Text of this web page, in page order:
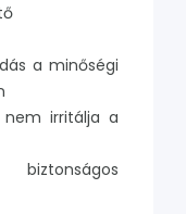
a minőségi
nem irritálja a